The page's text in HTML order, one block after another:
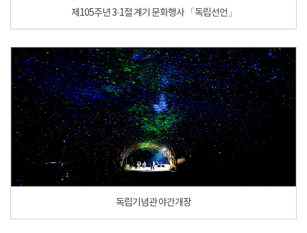
제105주년 3·1절 계기 문화행사 「독립선언」
독립기념관 야간개장